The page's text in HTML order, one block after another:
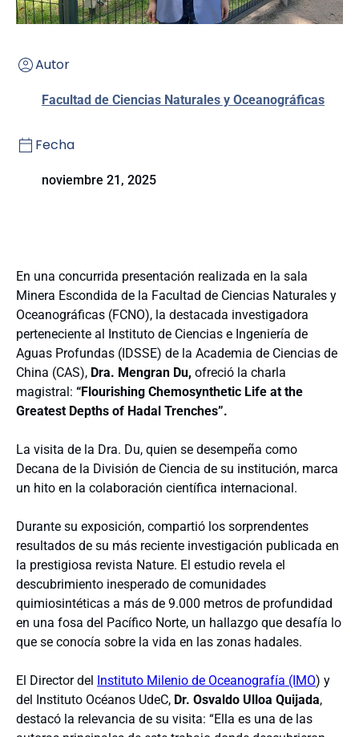
Autor
Facultad de Ciencias Naturales y Oceanográficas
Fecha
noviembre 21, 2025
En una concurrida presentación realizada en la sala
Minera Escondida de la Facultad de Ciencias Naturales y
Oceanográficas (FCNO), la destacada investigadora
perteneciente al Instituto de Ciencias e Ingeniería de
Aguas Profundas (IDSSE) de la Academia de Ciencias de
China (CAS), Dra. Mengran Du, ofreció la charla
magistral: “Flourishing Chemosynthetic Life at the
Greatest Depths of Hadal Trenches”.
La visita de la Dra. Du, quien se desempeña como
Decana de la División de Ciencia de su institución, marca
un hito en la colaboración científica internacional.
Durante su exposición, compartió los sorprendentes
resultados de su más reciente investigación publicada en
la prestigiosa revista Nature. El estudio revela el
descubrimiento inesperado de comunidades
quimiosintéticas a más de 9.000 metros de profundidad
en una fosa del Pacífico Norte, un hallazgo que desafía lo
que se conocía sobre la vida en las zonas hadales.
El Director del Instituto Milenio de Oceanografía (IMO) y
del Instituto Océanos UdeC, Dr. Osvaldo Ulloa Quijada,
destacó la relevancia de su visita: “Ella es una de las